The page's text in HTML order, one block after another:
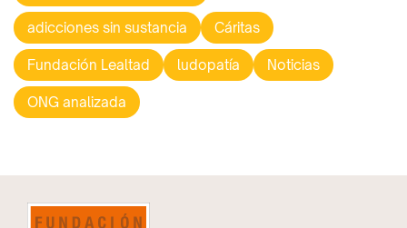
adicciones sin sustancia Cáritas
Fundación Lealtad ludopatía Noticias
ONG analizada